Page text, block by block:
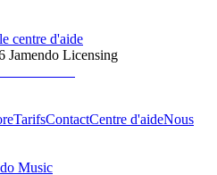
centre d'aide
Jamendo Licensing
TarifsContactCentre d'aideNous
Music